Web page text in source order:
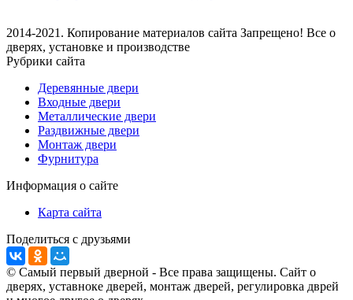
2014-2021. Копирование материалов сайта Запрещено! Все о
дверях, установке и производстве
Рубрики сайта
Деревянные двери
Входные двери
Металлические двери
Раздвижные двери
Монтаж двери
Фурнитура
Информация о сайте
Карта сайта
Поделиться с друзьями
© Самый первый дверной - Все права защищены. Сайт о
дверях, уставноке дверей, монтаж дверей, регулировка дврей